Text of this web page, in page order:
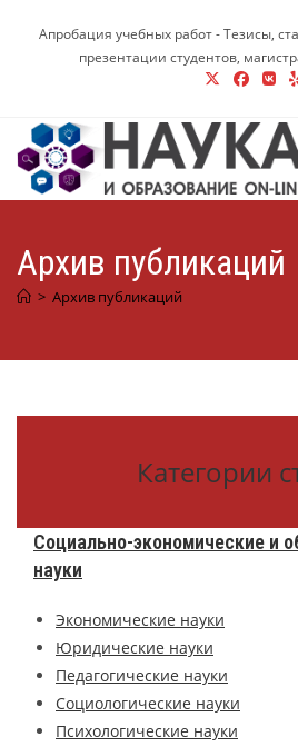
содержимому
Апробация учебных работ - Тезисы,
презентации студентов,
Архив публикаций
> Архив публикаций
Категории
Социально-экономические и
науки
Экономические науки
Юридические науки
Педагогические науки
Социологические науки
Психологические науки